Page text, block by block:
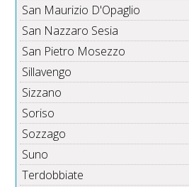
San Maurizio D'Opaglio
San Nazzaro Sesia
San Pietro Mosezzo
Sillavengo
Sizzano
Soriso
Sozzago
Suno
Terdobbiate